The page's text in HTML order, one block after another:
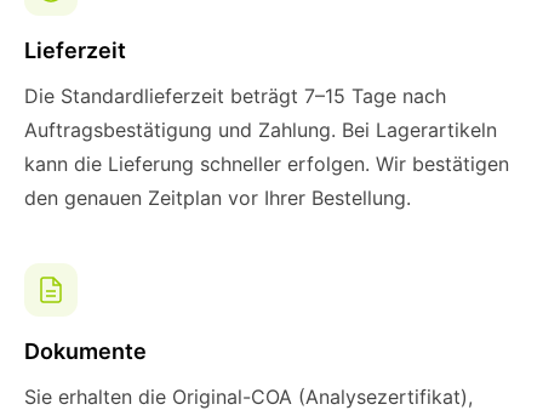
Lieferzeit
Die Standardlieferzeit beträgt 7–15 Tage nach
Auftragsbestätigung und Zahlung. Bei Lagerartikeln
kann die Lieferung schneller erfolgen. Wir bestätigen
den genauen Zeitplan vor Ihrer Bestellung.
Dokumente
Sie erhalten die Original-COA (Analysezertifikat),